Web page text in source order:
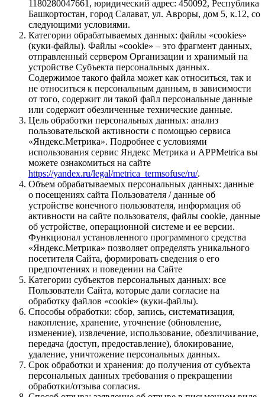
1180280047661, юридический адрес: 450092, Республика
Башкортостан, город Салават, ул. Авроры, дом 5, к.12, со
следующими условиями.
Категории обрабатываемых данных: файлы «cookies»
(куки-файлы). Файлы «cookie» – это фрагмент данных,
отправленный сервером Организации и хранимый на
устройстве Субъекта персональных данных.
Содержимое такого файла может как относиться, так и
не относиться к персональным данным, в зависимости
от того, содержит ли такой файл персональные данные
или содержит обезличенные технические данные.
Цель обработки персональных данных: анализ
пользовательской активности с помощью сервиса
«Яндекс.Метрика». Подробнее с условиями
использования сервис Яндекс Метрика и APPMetrica вы
можете ознакомиться на сайте
https://yandex.ru/legal/metrica_termsofuse/ru/.
Объем обрабатываемых персональных данных: данные
о посещениях сайта Пользователя / данные об
устройстве конечного пользователя, информация об
активности на сайте пользователя, файлы cookie, данные
об устройстве, операционной системе и ее версии.
Функционал установленного программного средства
«Яндекс.Метрика» позволяет определять уникального
посетителя Сайта, формировать сведения о его
предпочтениях и поведении на Сайте
Категории субъектов персональных данных: все
Пользователи Сайта, которые дали согласие на
обработку файлов «cookie» (куки-файлы).
Способы обработки: сбор, запись, систематизация,
накопление, хранение, уточнение (обновление,
изменение), извлечение, использование, обезличивание,
передача (доступ, предоставление), блокирование,
удаление, уничтожение персональных данных.
Срок обработки и хранения: до получения от субъекта
персональных данных требования о прекращении
обработки/отзыва согласия.